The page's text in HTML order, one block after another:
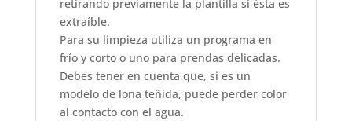
retirando previamente la plantilla si ésta es
extraíble.
Para su limpieza utiliza un programa en
frío y corto o uno para prendas delicadas.
Debes tener en cuenta que, si es un
modelo de lona teñida, puede perder color
al contacto con el agua.